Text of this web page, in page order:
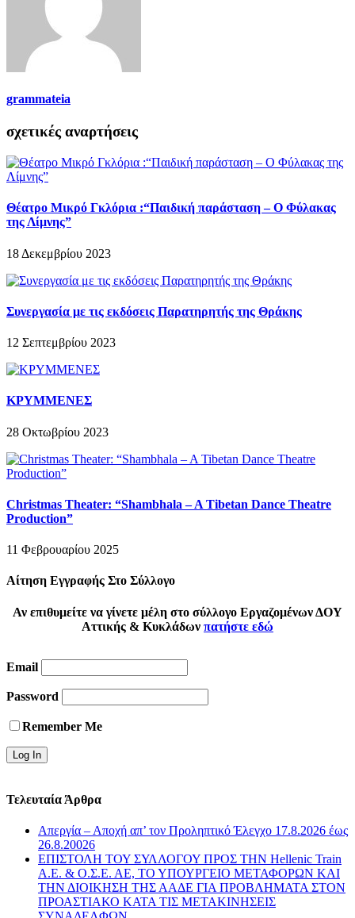
grammateia
σχετικές αναρτήσεις
Θέατρο Μικρό Γκλόρια :“Παιδική παράσταση – Ο Φύλακας
της Λίμνης”
18 Δεκεμβρίου 2023
Συνεργασία με τις εκδόσεις Παρατηρητής της Θράκης
12 Σεπτεμβρίου 2023
ΚΡΥΜΜΕΝΕΣ
28 Οκτωβρίου 2023
Christmas Theater: “Shambhala – A Tibetan Dance Theatre
Production”
11 Φεβρουαρίου 2025
Αίτηση Εγγραφής Στο Σύλλογο
Αν επιθυμείτε να γίνετε μέλη στο σύλλογο Εργαζομένων ΔΟΥ
Αττικής & Κυκλάδων πατήστε εδώ
Email
Password
Remember Me
Τελευταία Άρθρα
Απεργία – Αποχή απ’ τον Προληπτικό Έλεγχο 17.8.2026 έως
26.8.20026
ΕΠΙΣΤΟΛΗ ΤΟΥ ΣΥΛΛΟΓΟΥ ΠΡΟΣ ΤΗΝ Hellenic Train
Α.Ε. & Ο.Σ.Ε. ΑΕ, ΤΟ ΥΠΟΥΡΓΕΙΟ ΜΕΤΑΦΟΡΩΝ ΚΑΙ
ΤΗΝ ΔΙΟΙΚΗΣΗ ΤΗΣ ΑΑΔΕ ΓΙΑ ΠΡΟΒΛΗΜΑΤΑ ΣΤΟΝ
ΠΡΟΑΣΤΙΑΚΟ ΚΑΤΑ ΤΙΣ ΜΕΤΑΚΙΝΗΣΕΙΣ